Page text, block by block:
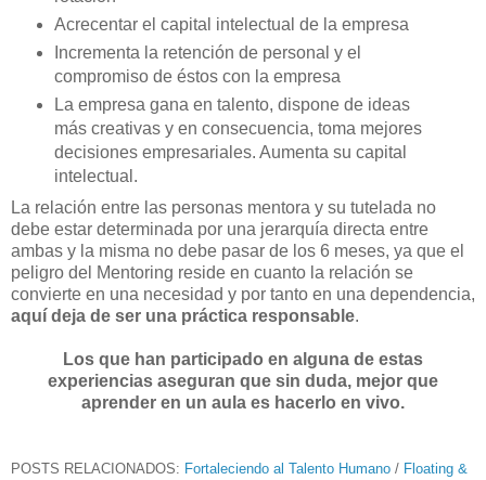
Acrecentar el capital intelectual de la empresa
Incrementa la retención de personal y el
compromiso de éstos con la empresa
La empresa gana en talento, dispone de ideas
más creativas y en consecuencia, toma mejores
decisiones empresariales. Aumenta su capital
intelectual.
La relación entre las personas mentora y su tutelada no
debe estar determinada por una jerarquía directa entre
ambas y la misma no debe pasar de los 6 meses, ya que el
peligro del Mentoring reside en cuanto la relación se
convierte en una necesidad y por tanto en una dependencia,
aquí deja de ser una práctica responsable.
Los que han participado en alguna de estas
experiencias aseguran que sin duda, mejor que
aprender en un aula es hacerlo en vivo.
POSTS RELACIONADOS: Fortaleciendo al Talento Humano / Floating &